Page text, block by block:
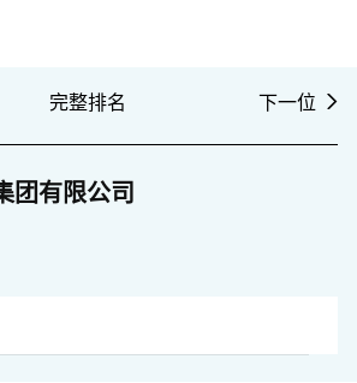
完整排名 下一位
团有限公司